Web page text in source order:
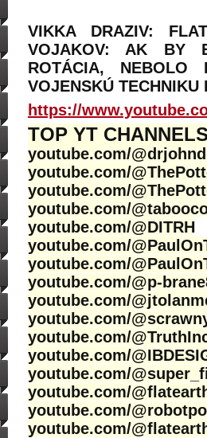
VIKKA DRAZIV:
VOJAKOV: AK BY
ROTÁCIA, NEBOLO
VOJENSKÚ TECHNIKU
https://
TOP YT
youtube.com/
youtube.com/
youtube.com/
youtube.com/
youtube.com/@DITRH
youtube.com/
youtube.com/
youtube.com/@p-
youtube.com/
youtube.com/
youtube.com/
youtube.com/
youtube.com/
youtube.com/
youtube.com/
youtube.com/